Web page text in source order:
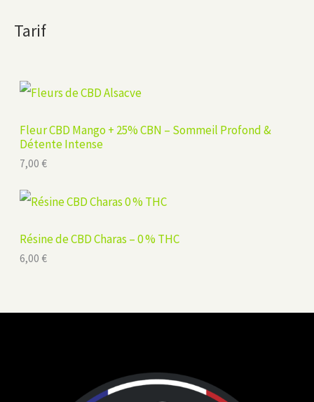
Tarif
Fleur CBD Mango + 25% CBN – Sommeil Profond &
Détente Intense
7,00 €
Résine de CBD Charas – 0 % THC
6,00 €